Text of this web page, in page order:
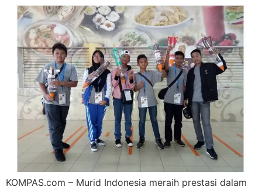
KOMPAS.com – Murid Indonesia meraih prestasi dalam